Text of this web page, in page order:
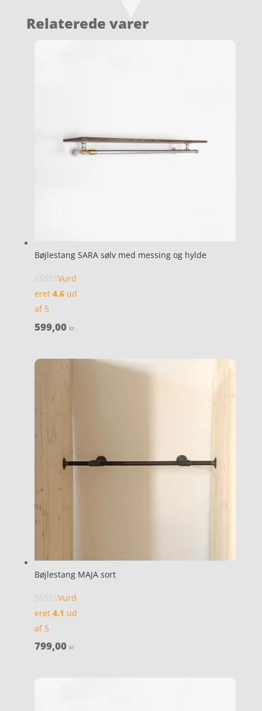
Relaterede varer
Bøjlestang SARA sølv med messing og hylde
Vurd
eret 4.6ud
af 5
599,00 kr.
Bøjlestang MAJA sort
Vurd
eret 4.1 ud
af 5
799,00 kr.